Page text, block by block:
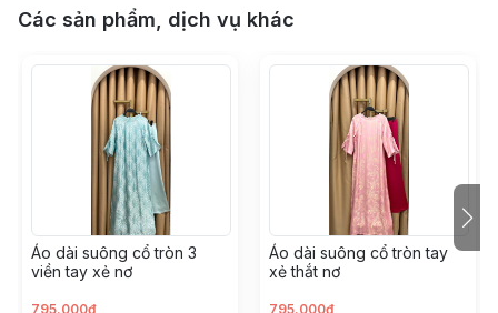
Các sản phẩm, dịch vụ khác
Áo dài suông cổ tròn 3
viền tay xẻ nơ
795.000đ
Áo dài suông cổ tròn tay
xẻ thắt nơ
795.000đ